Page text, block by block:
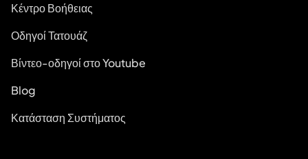
Κέντρο Βοήθειας
Οδηγοί Τατουάζ
Βίντεο-οδηγοί στο Youtube
Blog
Κατάσταση Συστήματος